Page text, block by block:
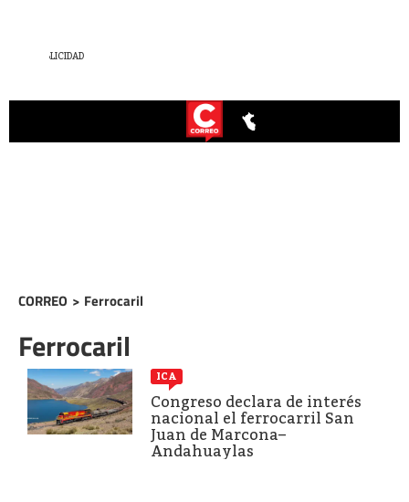
CORREO > Ferrocaril
Ferrocaril
ICA
Congreso declara de interés
nacional el ferrocarril San
Juan de Marcona–
Andahuaylas